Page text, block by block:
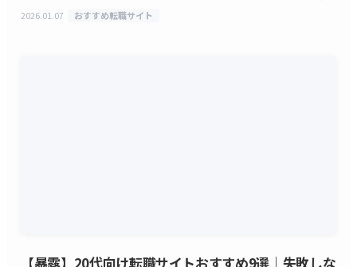
えてきます。 こんな悩みを抱えて、最初の一歩が踏み出
2026.01.07 おすすめ転職サイト
【暴露】20代向け転職サイトおすすめ9選｜失敗しな